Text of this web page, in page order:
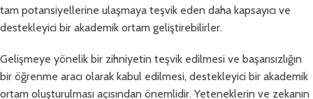
tam potansiyellerine ulaşmaya teşvik eden daha kapsayıcı ve
destekleyici bir akademik ortam geliştirebilirler.
Gelişmeye yönelik bir zihniyetin teşvik edilmesi ve başarısızlığın
bir öğrenme aracı olarak kabul edilmesi, destekleyici bir akademik
ortam oluşturulması açısından önemlidir. Yeteneklerin ve zekanın